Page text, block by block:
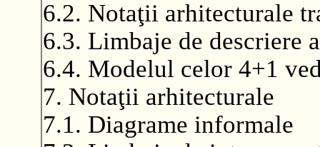
6.2. Notaţii arhitecturale
6.3. Limbaje de descriere
6.4. Modelul celor 4+1
7. Notaţii arhitecturale
7.1. Diagrame informale